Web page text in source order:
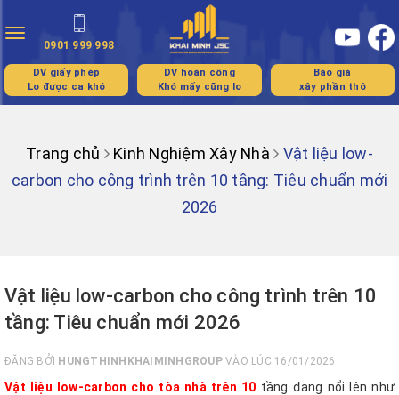
Toggle
navigation
0901 999 998
DV giấy phép
Lo được ca khó
DV hoàn công
Khó mấy cũng lo
Báo giá
xây phần thô
Trang chủ Kinh Nghiệm Xây Nhà
Vật liệu low-
carbon cho công trình trên 10 tầng: Tiêu chuẩn mới
2026
Vật liệu low-carbon cho công trình trên 10
tầng: Tiêu chuẩn mới 2026
ĐĂNG BỞI HUNGTHINHKHAIMINHGROUPVÀO LÚC 16/01/2026
Vật liệu low-carbon cho tòa nhà trên 10 tầng đang nổi lên như